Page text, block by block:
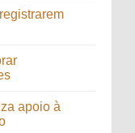
apoio à